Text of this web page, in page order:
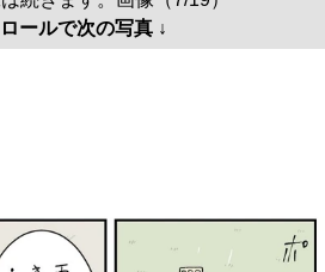
ールで次の写真 ↓